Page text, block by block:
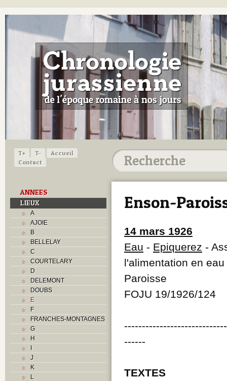
T+ T-
Accueil
Contact
ANNEES
LIEUX
A
AJOIE
B
BELLELAY
C
COURTELARY
D
DELEMONT
DOUBS
E
F
FRANCHES-MONTAGNES
G
H
I
J
K
L
Enson-
14 mars 1926
Eau - Epiquerez -
l'alimentation en
Paroisse
FOJU 19/1926/124
------
TEXTES